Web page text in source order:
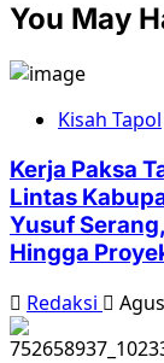
You May
Kisah Tapol
Kerja Paksa
Lintas
Yusuf
Hingga
Redaksi